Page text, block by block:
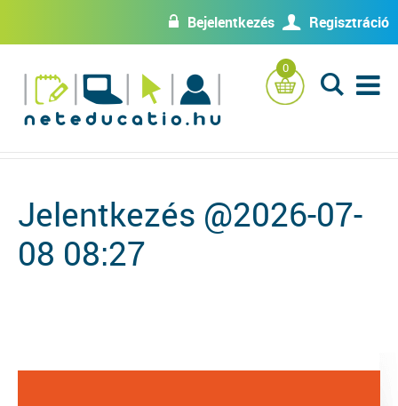
w Bejelentkezés U Regisztráció
0
L
Jelentkezés @2026-07-
08 08:27